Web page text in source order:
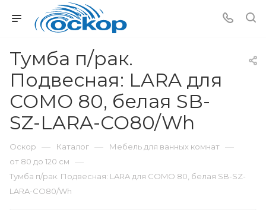
Тумба п/рак.
Подвесная: LARA для
COMO 80, белая SB-
SZ-LARA-CO80/Wh
Оскор — Каталог — Мебель для ванных комнат —
от 80 до 120 см —
Тумба п/рак. Подвесная: LARA для COMO 80, белая SB-SZ-
LARA-CO80/Wh